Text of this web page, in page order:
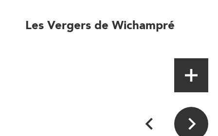
Les Vergers de Wichampré